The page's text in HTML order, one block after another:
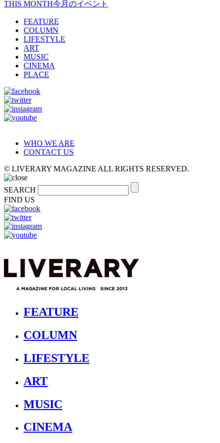
THIS MONTH今月のイベント
FEATURE
COLUMN
LIFESTYLE
ART
MUSIC
CINEMA
PLACE
WHO WE ARE
CONTACT US
© LIVERARY MAGAZINE ALL RIGHTS RESERVED.
SEARCH
FIND US
FEATURE
COLUMN
LIFESTYLE
ART
MUSIC
CINEMA